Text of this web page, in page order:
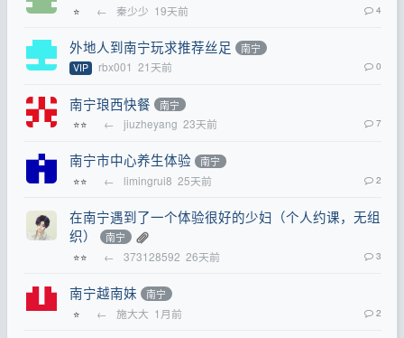
⭐ ← 秦少少 19天前 4
外地人到南宁玩求推荐丝足 南宁
VIP rbx001 21天前 0
南宁琅西快餐 南宁
⭐⭐ ← jiuzheyang 23天前 7
南宁市中心养生体验 南宁
⭐⭐ ← limingrui8 25天前 2
在南宁遇到了一个体验很好的少妇（个人约课，无组
织）
南宁
⭐⭐ ← 373128592 26天前 3
南宁越南妹 南宁
⭐ ← 施大大 1月前 2